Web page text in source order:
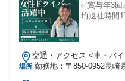
✅賞与年3
均退社時間
場所
交通・アクセス <車・バ
[勤務地：〒850-0952長崎